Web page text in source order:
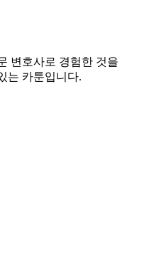
변호사로 경험한 것을
는 카툰입니다.